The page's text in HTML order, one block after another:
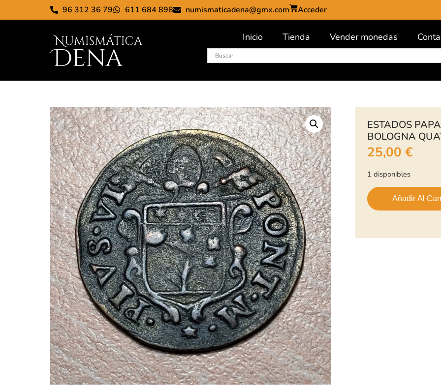
96 312 36 79 611 684 898 numismaticadena@gmx.com Acceder
Inicio Tienda Vender monedas
ESTADOS
BOLOGNA
25,00 €
1 disponibles
Añadir Al